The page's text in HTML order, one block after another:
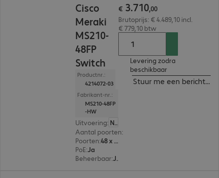
Cisco
Meraki
MS210-
48FP
Switch
Productnr.:
4214072-03
Fabrikant-nr.:
MS210-48FP
-HW
Uitvoering:
Nederland
Aantal poorten:
Poorten:
48 x 10/100/1000 RJ45
PoE:Ja
Beheerbaar: Ja
€ 3.710,00
Brutoprijs: € 4.489,10 incl.
€ 779,10 btw
Levering zodra
beschikbaar
Stuur me een bericht